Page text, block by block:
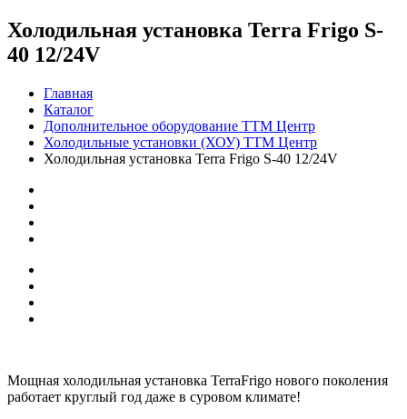
Холодильная установка Terra Frigo S-
40 12/24V
Главная
Каталог
Дополнительное оборудование ТТМ Центр
Холодильные установки (ХОУ) ТТМ Центр
Холодильная установка Terra Frigo S-40 12/24V
Мощная холодильная установка TerraFrigo нового поколения
работает круглый год даже в суровом климате!